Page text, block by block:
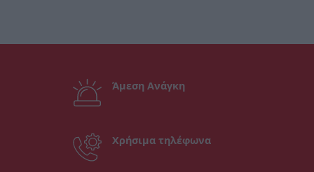
Άμεση Ανάγκη
Χρήσιμα τηλέφωνα